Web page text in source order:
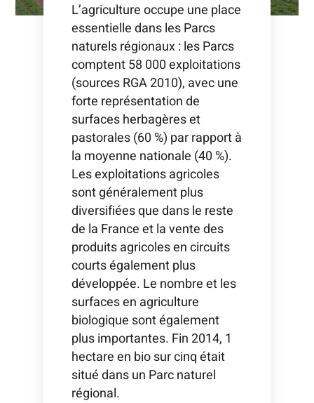
L’agriculture occupe une place
essentielle dans les Parcs
naturels régionaux : les Parcs
comptent 58 000 exploitations
(sources RGA 2010), avec une
forte représentation de
surfaces herbagères et
pastorales (60 %) par rapport à
la moyenne nationale (40 %).
Les exploitations agricoles
sont généralement plus
diversifiées que dans le reste
de la France et la vente des
produits agricoles en circuits
courtségalement plus
développée. Le nombre et les
surfaces en agriculture
biologique sont également
plus importantes. Fin 2014, 1
hectare en bio sur cinq était
situé dans un Parc naturel
régional.